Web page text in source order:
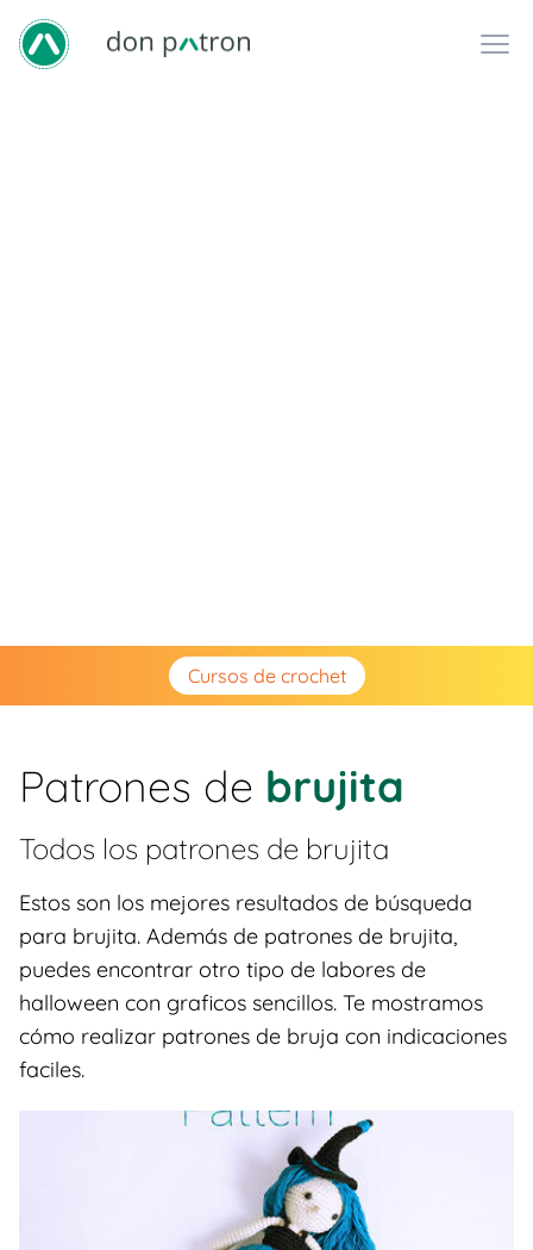
Cursos de crochet
Patrones de brujita
Todos los patrones de brujita
Estos son los mejores resultados de búsqueda
para brujita. Además de patrones de brujita,
puedes encontrar otro tipo de labores de
halloween con graficos sencillos. Te mostramos
cómo realizar patrones de bruja con indicaciones
faciles.